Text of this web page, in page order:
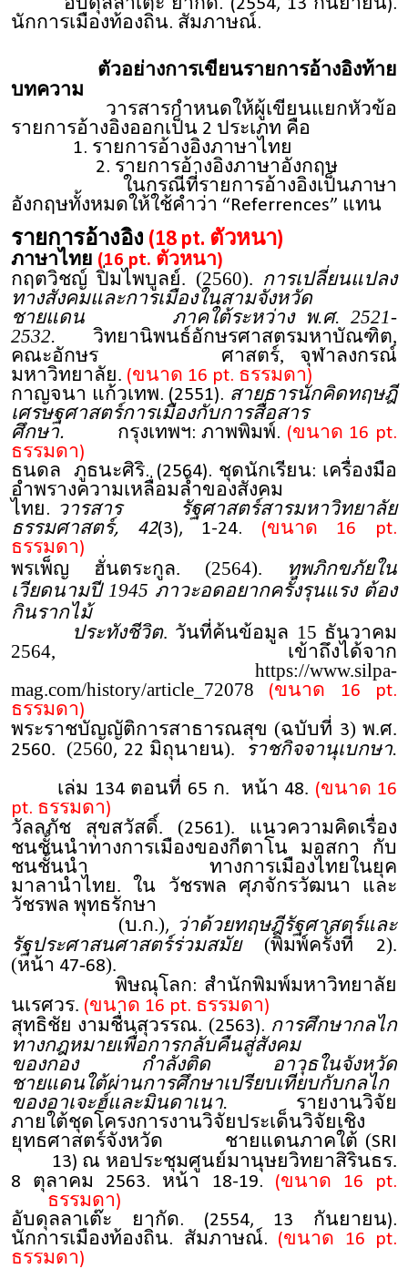
อับดุลลาเต๊ะ ยากัด. (2554, 13 กันยายน).
นักการเมืองท้องถิ่น. สัมภาษณ์.
ตัวอย่างการเขียนรายการอ้างอิงท้าย
บทความ
วารสารกำหนดให้ผู้เขียนแยกหัวข้อ
รายการอ้างอิงออกเป็น 2 ประเภท คือ
1. รายการอ้างอิงภาษาไทย
2. รายการอ้างอิงภาษาอังกฤษ
ในกรณีที่รายการอ้างอิงเป็นภาษา
อังกฤษทั้งหมดให้ใช้คำว่า “Referrences” แทน
รายการอ้างอิง (18 pt. ตัวหนา)
ภาษาไทย (16 pt. ตัวหนา)
กฤตวิชญ์ ปิ่มไพบูลย์. (2560). การเปลี่ยนแปลง
ทางสังคมและการเมืองในสามจังหวัด
ชายแดน ภาคใต้ระหว่าง พ.ศ. 2521-
2532. วิทยานิพนธ์อักษรศาสตรมหาบัณฑิต,
คณะอักษร ศาสตร์, จุฬาลงกรณ์
มหาวิทยาลัย. (ขนาด 16 pt. ธรรมดา)
กาญจนา แก้วเทพ. (2551). สายธารนักคิดทฤษฎี
เศรษฐศาสตร์การเมืองกับการสื่อสาร
ศึกษา. กรุงเทพฯ: ภาพพิมพ์. (ขนาด 16 pt.
ธรรมดา)
ธนดล ภูธนะศิริ. (2564). ชุดนักเรียน: เครื่องมือ
อำพรางความเหลื่อมล้ำของสังคม
ไทย. วารสาร รัฐศาสตร์สารมหาวิทยาลัย
ธรรมศาสตร์, 42(3), 1-24. (ขนาด 16 pt.
ธรรมดา)
พรเพ็ญ ฮั่นตระกูล. (2564).
ทุพภิกขภัยใน
เวียดนามปี 1945 ภาวะอดอยากครั้งรุนแรง ต้อง
กินรากไม้
ประทังชีวิต. วันที่ค้นข้อมูล 15 ธันวาคม
2564, เข้าถึงได้จาก
https://www.silpa-
mag.com/history/article_72078
(ขนาด 16 pt.
ธรรมดา)
พระราชบัญญัติการสาธารณสุข (ฉบับที่ 3) พ.ศ.
2560. (2560, 22 มิถุนายน).
ราชกิจจานุเบกษา.
เล่ม 134ตอนที่ 65 ก. หน้า 48. (ขนาด 16
pt. ธรรมดา)
วัลลภัช สุขสวัสดิ์. (2561). แนวความคิดเรื่อง
ชนชั้นนำทางการเมืองของกีตาโน มอสกา กับ
ชนชั้นนำ ทางการเมืองไทยในยุค
มาลานำไทย. ใน วัชรพล ศุภจักรวัฒนา และ
วัชรพล พุทธรักษา
(บ.ก.), ว่าด้วยทฤษฎีรัฐศาสตร์และ
รัฐประศาสนศาสตร์ร่วมสมัย(พิมพ์ครั้งที่ 2).
(หน้า 47-68).
พิษณุโลก: สํานักพิมพ์มหาวิทยาลัย
นเรศวร. (ขนาด 16 pt. ธรรมดา)
สุทธิชัย งามชื่นสุวรรณ. (2563). การศึกษากลไก
ทางกฎหมายเพื่อการกลับคืนสู่สังคม
ของกอง กำลังติด อาวุธในจังหวัด
ชายแดนใต้ผ่านการศึกษาเปรียบเทียบกับกลไก
ของอาเจะฮ์และมินดาเนา. รายงานวิจัย
ภายใต้ชุดโครงการงานวิจัยประเด็นวิจัยเชิง
ยุทธศาสตร์จังหวัด ชายแดนภาคใต้ (SRI
13) ณ หอประชุมศูนย์มานุษยวิทยาสิรินธร.
8 ตุลาคม 2563. หน้า 18-19. (ขนาด 16 pt.
ธรรมดา)
อับดุลลาเต๊ะ ยากัด. (2554, 13 กันยายน).
นักการเมืองท้องถิ่น.
สัมภาษณ์. (ขนาด 16 pt.
ธรรมดา)